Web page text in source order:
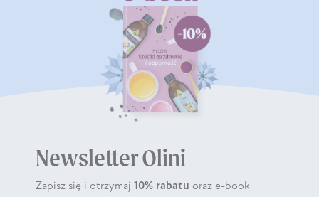
Newsletter Olini
Zapisz się i otrzymaj 10% rabatu oraz e-book